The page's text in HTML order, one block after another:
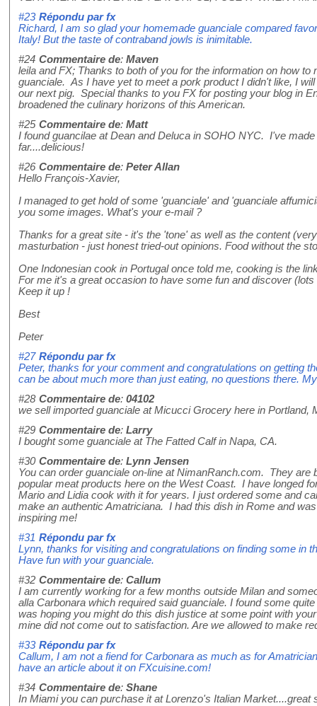
#23 Répondu parfx
Richard, I am so glad your homemade guanciale compared
Italy! But the taste of contraband jowls is inimitable.
#24 Commentaire de: Maven
leila and FX; Thanks to both of you for the information on how to
guanciale. As I have yet to meet a pork product I didn't like, I
our next pig. Special thanks to you FX for posting your blog in
broadened the culinary horizons of this American.
#25 Commentaire de: Matt
I found guancilae at Dean and Deluca in SOHO NYC. I've
far....delicious!
#26 Commentaire de: Peter Allan
Hello François-Xavier,
I managed to get hold of some 'guanciale' and 'guanciale
you some images. What's your e-mail ?
Thanks for a great site - it's the 'tone' as well as the content
masturbation - just honest tried-out opinions. Food without the
One Indonesian cook in Portugal once told me, cooking is the
For me it's a great occasion to have some fun and discover (lots
Keep it up !
Best
Peter
#27 Répondu parfx
Peter, thanks for your comment and congratulations on getting
can be about much more than just eating, no questions there.
#28 Commentaire de: 04102
we sell imported guanciale at Micucci Grocery here in Portland,
#29 Commentaire de: Larry
I bought some guanciale at The Fatted Calf in Napa, CA.
#30 Commentaire de: Lynn Jensen
You can order guanciale on-line at NimanRanch.com. They are
popular meat products here on the West Coast. I have longed
Mario and Lidia cook with it for years. I just ordered some and
make an authentic Amatriciana. I had this dish in Rome and
inspiring me!
#31 Répondu parfx
Lynn, thanks for visiting and congratulations on finding some in
Have fun with your guanciale.
#32 Commentaire de: Callum
I am currently working for a few months outside Milan and
alla Carbonara which required said guanciale. I found some
was hoping you might do this dish justice at some point with
mine did not come out to satisfaction. Are we allowed to make
#33 Répondu parfx
Callum, I am not a fiend for Carbonara as much as for
have an article about it on FXcuisine.com!
#34 Commentaire de: Shane
In Miami you can purchase it at Lorenzo's Italian Market....great